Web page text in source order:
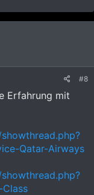
#8
Erfahrung mit
Qatar-Airways